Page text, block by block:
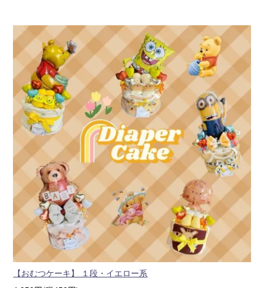
【おむつケーキ】 １段・イエロー系